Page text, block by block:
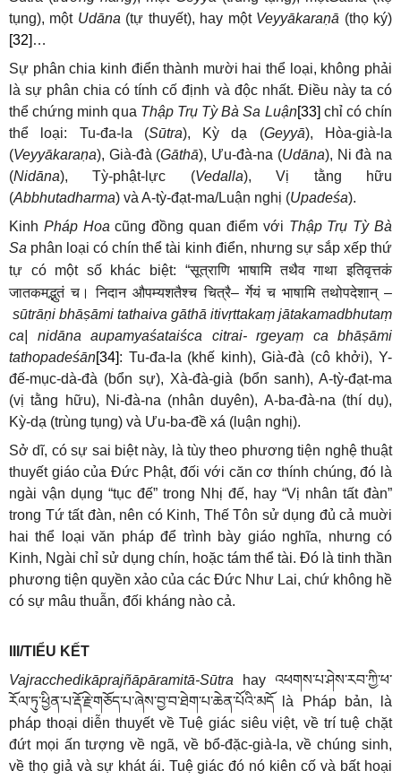
tụng), một Udāna (tự thuyết), hay một Veyyākaraṇā (thọ ký)
[32] …
Sự phân chia kinh điển thành mười hai thể loại, không phải
là sự phân chia có tính cố định và độc nhất. Điều này ta có
thể chứng minh qua Thập Trụ Tỳ Bà Sa Luận[33] chỉ có chín
thể loại: Tu-đa-la (Sūtra), Kỳ dạ (Geyyā), Hòa-già-la
(Veyyākaraṇa), Già-đà (Gāthā), Ưu-đà-na (Udāna), Ni đà na
(Nidāna), Tỳ-phật-lực (Vedalla), Vị tằng hữu
(Abbhutadharma) và A-tỳ-đạt-ma/Luận nghị (Upadeśa).
Kinh Pháp Hoa cũng đồng quan điểm với Thập Trụ Tỳ Bà
Sa phân loại có chín thể tài kinh điển, nhưng sự sắp xếp thứ
tự có một số khác biệt: “सूत्राणि भाषामि तथैव गाथा इतिवृत्तकं
जातकमद्भुतं च। निदान औपम्यशतैश्च चित्रै–र्गेयं च भाषामि तथोपदेशान्–
sūtrāṇi bhāṣāmi tathaiva gāthā itivṛttakaṃ jātakamadbhutaṃ
ca| nidāna
aupamyaśataiśca citrai- rgeyaṃ ca bhāṣāmi
tathopadeśān[34]: Tu-đa-la (khế kinh), Già-đà (cô khởi), Y-
đế-mục-dà-đà (bổn sự), Xà-đà-già (bổn sanh), A-tỳ-đạt-ma
(vị tằng hữu), Ni-đà-na (nhân duyên), A-ba-đà-na (thí dụ),
Kỳ-dạ (trùng tụng) và Ưu-ba-đề xá (luận nghị).
Sở dĩ, có sự sai biệt này, là tùy theo phương tiện nghệ thuật
thuyết giáo của Đức Phật, đối với căn cơ thính chúng, đó là
ngài vận dụng “tục đế” trong Nhị đế, hay “Vị nhân tất đàn”
trong Tứ tất đàn, nên có Kinh, Thế Tôn sử dụng đủ cả muời
hai thể loại văn pháp để trình bày giáo nghĩa, nhưng có
Kinh, Ngài chỉ sử dụng chín, hoặc tám thể tài. Đó là tinh thần
phương tiện quyền xảo của các Đức Như Lai, chứ không hề
có sự mâu thuẫn, đối kháng nào cả.
III/TIỂU KẾT
Vajracchedikāprajñāpāramitā-Sūtra
hay འཕགས་པ་ཤེས་རབ་ཀྱི་ཕ་
རོལ་ཏུ་ཕྱིན་པ་རྡོ་རྗེ་གཅོད་པ་ཞེས་བྱ་བ་ཐེག་པ་ཆེན་པོའི་མདོ là Pháp bản, là
pháp thoại diễn thuyết về Tuệ giác siêu việt, về trí tuệ chặt
đứt mọi ấn tượng về ngã, về bổ-đặc-già-la, về chúng sinh,
về thọ giả và sự khát ái. Tuệ giác đó nó kiên cố và bất hoại